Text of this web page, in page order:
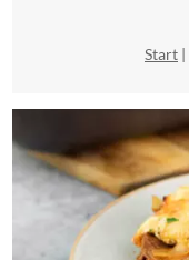
Start |